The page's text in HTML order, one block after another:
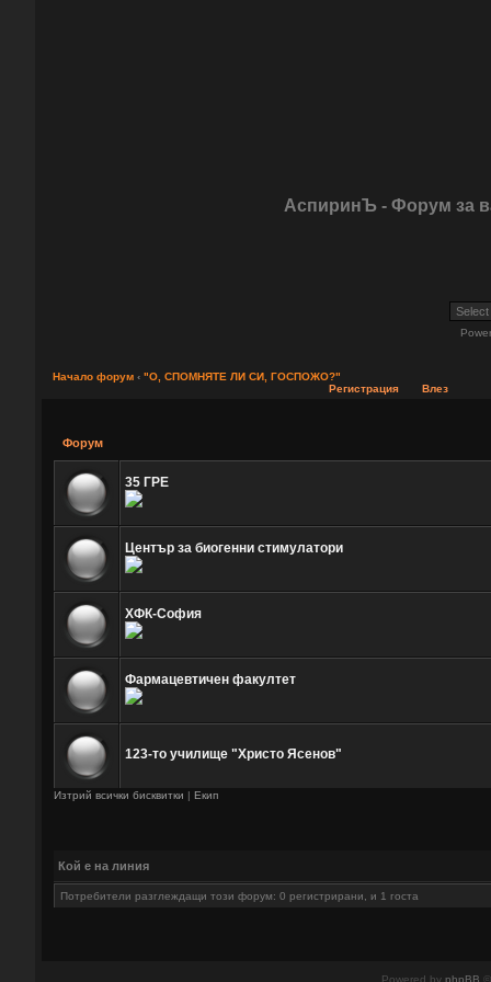
АспиринЪ - Форум за
Начало форум ‹ "О, СПОМНЯТЕ ЛИ СИ, ГОСПОЖО?"
Регистрация
Влез
Форум
35 ГРЕ
Център за биогенни стимулатори
ХФК-София
Фармацевтичен факултет
123-то училище "Христо Ясенов"
Изтрий всички бисквитки | Екип
Кой е на линия
Потребители разглеждащи този форум: 0 регистрирани, и 1 госта
Powered by phpBB